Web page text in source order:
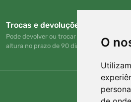
O
Trocas e devoluções gratuitas
Pode devolver ou trocar a sua encomenda
altura no prazo de 90 dias